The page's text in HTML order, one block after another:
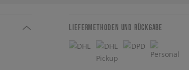
LIEFERMETHODEN UND RÜCKGABE